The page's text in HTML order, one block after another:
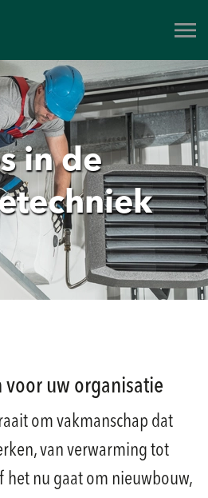
in de
voor uw organisatie
om vakmanschap dat
van verwarming tot
het nu gaat om nieuwbouw,